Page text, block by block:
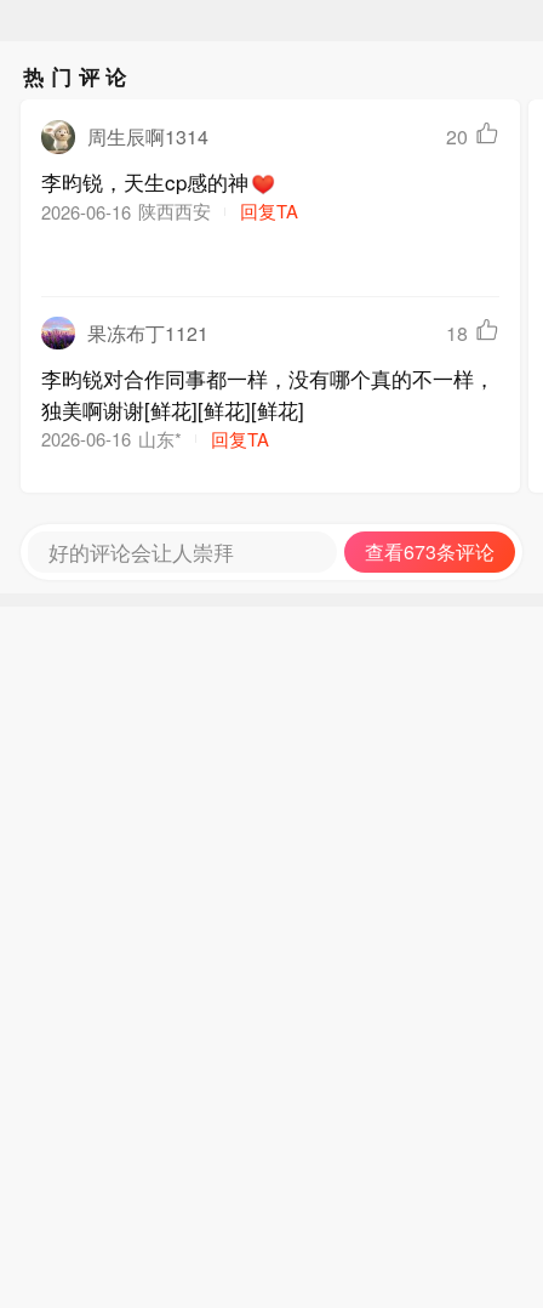
热门评论
周生辰啊1314 20
李昀锐，天生cp感的神
2026-06-16 陕西西安 回复TA
果冻布丁1121 18
李昀锐对合作同事都一样，没有哪个真的不一样，
独美啊谢谢[鲜花][鲜花][鲜花]
2026-06-16 山东* 回复TA
好的评论会让人崇拜 查看673条评论